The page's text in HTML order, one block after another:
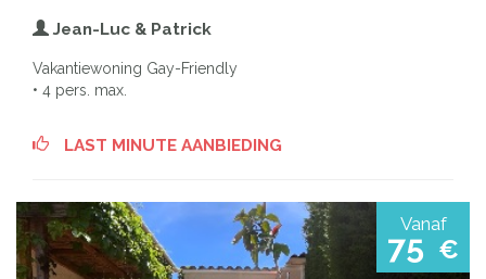
Jean-Luc & Patrick
Vakantiewoning Gay-Friendly
• 4 pers. max.
LAST MINUTE AANBIEDING
Vanaf
75 €